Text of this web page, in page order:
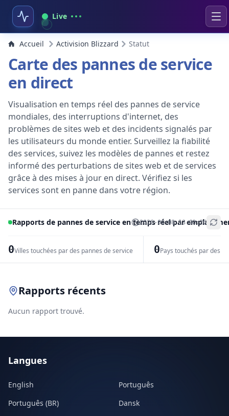
Live
Accueil Activision Blizzard Statut
Carte des pannes de service
en direct
Visualisation en temps réel des pannes de service
mondiales, des interruptions d'internet, des
problèmes de sites web et des incidents signalés par
les utilisateurs du monde entier. Surveillez la fiabilité
des services, suivez les modèles de pannes et restez
informé des perturbations de sites web et de services
grâce à des mises à jour en direct. Vérifiez si les
services sont en panne dans votre région.
Rapports de pannes de service en temps réel par
2026-08-08 13:00:26
0Villes touchées par des pannes de service 0Pays touchés par des
+
Rapports récents
Aucun rapport trouvé.
Langues
English
Português
Português (BR)
Dansk